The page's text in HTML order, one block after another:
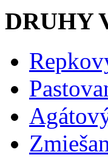
DRUHY